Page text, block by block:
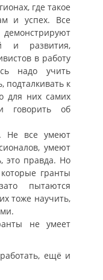
где такое
и успех. Все
и развития,
в работу
надо учить
подталкивать к
для них самих
говорить об
Не все умеют
умеют
это правда. Но
гранты
пытаются
тоже научить,
не умеет
ещё и